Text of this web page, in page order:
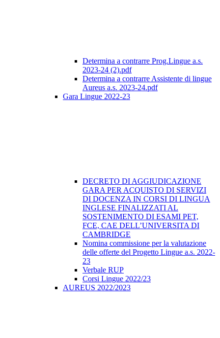
Determina a contrarre Prog.Lingue a.s.
2023-24 (2).pdf
Determina a contrarre Assistente di lingue
Aureus a.s. 2023-24.pdf
Gara Lingue 2022-23
DECRETO DI AGGIUDICAZIONE
GARA PER ACQUISTO DI SERVIZI
DI DOCENZA IN CORSI DI LINGUA
INGLESE FINALIZZATI AL
SOSTENIMENTO DI ESAMI PET,
FCE, CAE DELL’UNIVERSITA DI
CAMBRIDGE
Nomina commissione per la valutazione
delle offerte del Progetto Lingue a.s. 2022-
23
Verbale RUP
Corsi Lingue 2022/23
AUREUS 2022/2023